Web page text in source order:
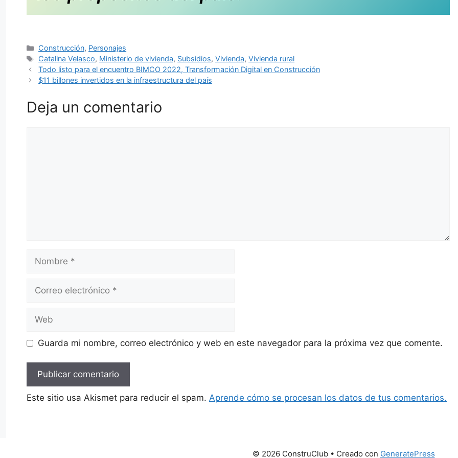
Categorías
Construcción, Personajes
Etiquetas
Catalina Velasco, Ministerio de vivienda, Subsidios,Vivienda,Vivienda rural
Todo listo para el encuentro BIMCO 2022, Transformación Digital en Construcción
$11 billones invertidos en la infraestructura del país
Deja un comentario
electrónico
Guarda mi nombre, correo electrónico y web en este navegador para la próxima vez que comente.
Este sitio usa Akismet para reducir el spam. Aprende cómo se procesan los datos de tus comentarios.
© 2026 ConstruClub• Creado con GeneratePress